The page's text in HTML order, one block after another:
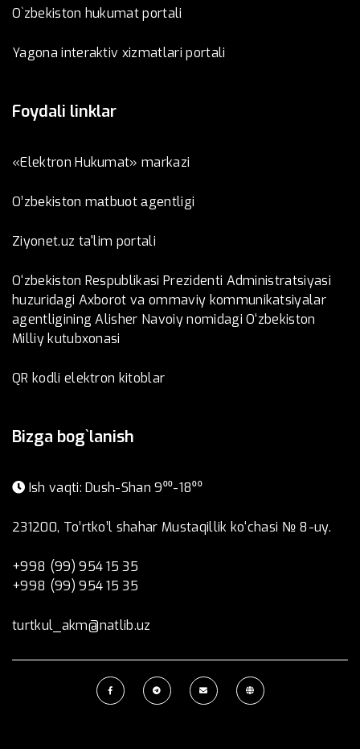
O`zbekiston hukumat portali
Yagona interaktiv xizmatlari portali
Foydali linklar
«Elektron Hukumat» markazi
O’zbеkistоn mаtbuоt аgеntligi
Ziyonet.uz ta'lim portali
O‘zbekiston Respublikasi Prezidenti Administratsiyasi
huzuridagi Axborot va ommaviy kommunikatsiyalar
agentligining Alisher Navoiy nomidagi O‘zbekiston
Milliy kutubxonasi
QR kodli elektron kitoblar
Bizga bog`lanish
Ish vaqti: Dush-Shan 9⁰⁰-18⁰⁰
231200, To’rtko’l shahar Mustaqillik ko‘chasi № 8-uy.
+998 (99) 954 15 35
+998 (99) 954 15 35
turtkul_akm@natlib.uz